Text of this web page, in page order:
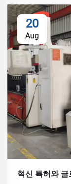
20
Aug
혁신 특허와